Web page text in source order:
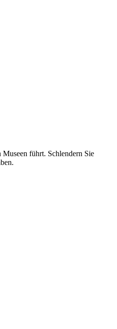
Museen führt. Schlendern Sie